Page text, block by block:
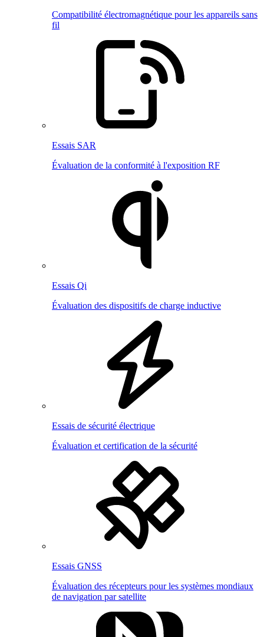
Compatibilité électromagnétique pour les appareils sans
fil
Essais SAR
Évaluation de la conformité à l'exposition RF
Essais Qi
Évaluation des dispositifs de charge inductive
Essais de sécurité électrique
Évaluation et certification de la sécurité
Essais GNSS
Évaluation des récepteurs pour les systèmes mondiaux
de navigation par satellite